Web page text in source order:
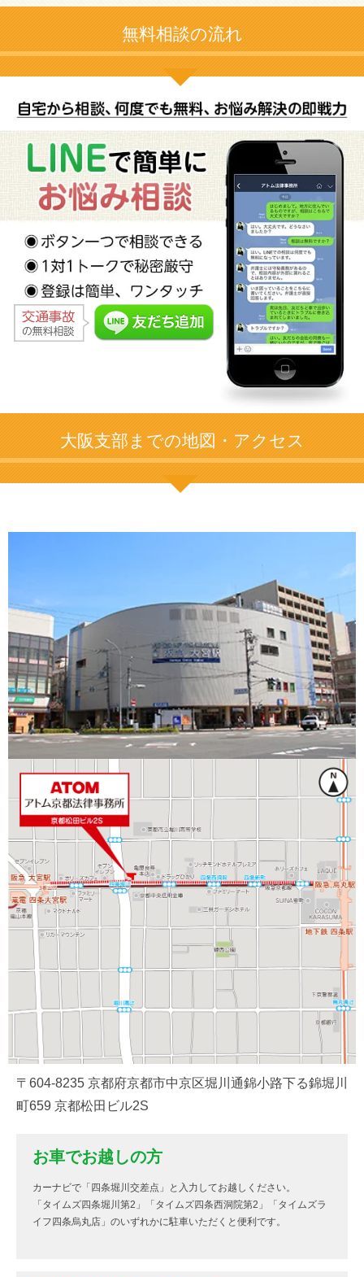
無料相談の流れ
大阪支部までの地図・アクセス
〒604-8235 京都府京都市中京区堀川通錦小路下る錦堀川
町659 京都松田ビル2S
お車でお越しの方
カーナビで「四条堀川交差点」と入力してお越しください。
「タイムズ四条堀川第2」「タイムズ四条西洞院第2」「タイムズラ
イフ四条烏丸店」のいずれかに駐車いただくと便利です。